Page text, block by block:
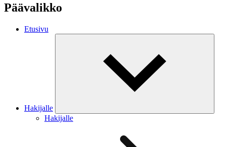
Päävalikko
Etusivu
Hakijalle
Hakijalle